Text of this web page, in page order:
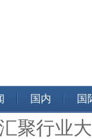
国内 国
聚行业